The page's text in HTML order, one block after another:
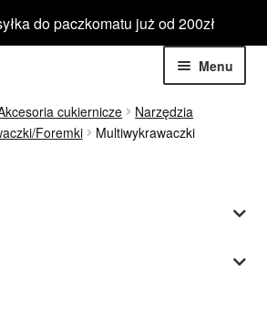
do paczkomatu już od 200zł
Menu
cukiernicze
Narzędzia
Foremki Multiwykrawaczki